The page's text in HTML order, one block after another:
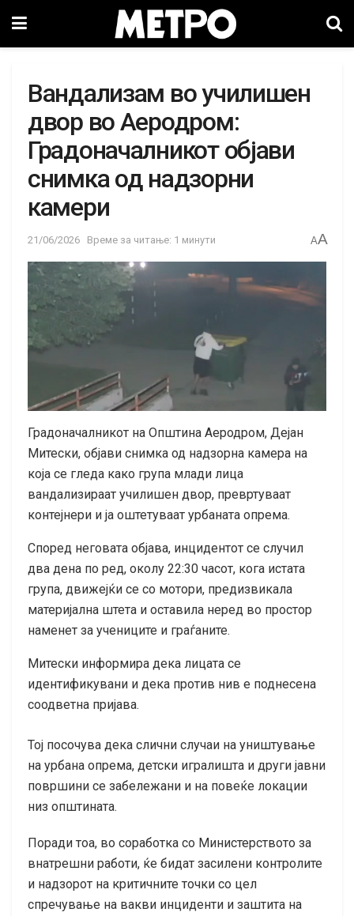
Вандализам во училишен
двор во Аеродром:
Градоначалникот објави
снимка од надзорни
камери
21/06/2026 Време за читање: 1 минути AA
Градоначалникот на Општина Аеродром, Дејан
Митески, објави снимка од надзорна камера на
која се гледа како група млади лица
вандализираат училишен двор, превртуваат
контејнери и ја оштетуваат урбаната опрема.
Според неговата објава, инцидентот се случил
два дена по ред, околу 22:30 часот, кога истата
група, движејќи се со мотори, предизвикала
материјална штета и оставила неред во простор
наменет за учениците и граѓаните.
Митески информира дека лицата се
идентификувани и дека против нив е поднесена
соодветна пријава.
Тој посочува дека слични случаи на уништување
на урбана опрема, детски игралишта и други јавни
површини се забележани и на повеќе локации
низ општината.
Поради тоа, во соработка со Министерството за
внатрешни работи, ќе бидат засилени контролите
и надзорот на критичните точки со цел
спречување на вакви инциденти и заштита на